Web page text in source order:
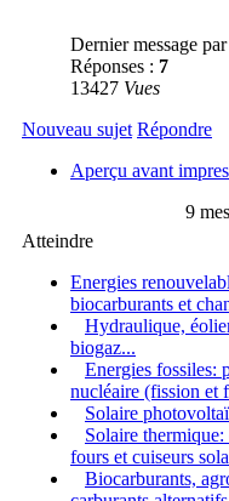
Dernier message par
Réponses : 7
13427 Vues
Nouveau sujet Répondre
Aperçu avant
9
Atteindre
Energies
biocarburants et
Hydraulique,
biogaz...
Energies fossiles:
nucléaire (fission et
Solaire
Solaire
fours et cuiseurs
Biocarburants,